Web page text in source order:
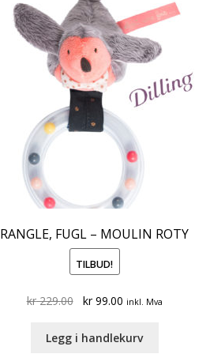
RANGLE, FUGL – MOULIN ROTY
TILBUD!
kr229.00
Original
was:
kr99.00 Current
is:
inkl. Mva
Legg i handlekurv